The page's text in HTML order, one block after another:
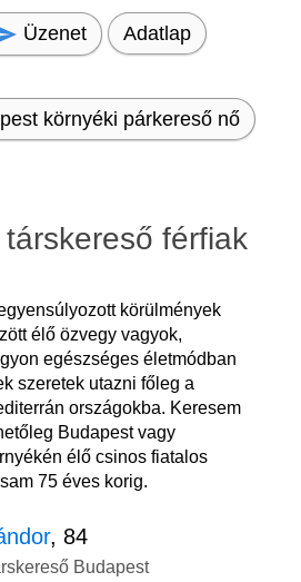
Üzenet Adatlap
környéki párkereső nő
férfiak
körülmények
élő özvegy vagyok,
egészséges életmódban
szeretek utazni főleg a
országokba. Keresem
Budapest vagy
élő csinos fiatalos
75 éves korig.
, 84
Budapest